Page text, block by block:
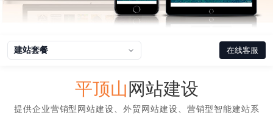
建站套餐 在线客服
平顶山 网站建设
提供企业营销型网站建设、外贸网站建设、营销型智能建站系